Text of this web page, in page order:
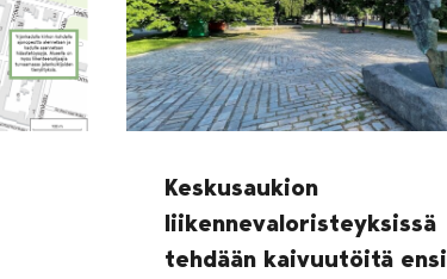
Keskusaukion
liikennevaloristeyksissä
tehdään kaivuutöitä ensi